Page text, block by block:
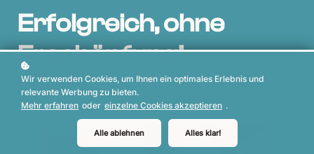
Erfolgreich, ohne
Erschöpfung!
3-teiliger Videokurs mit begleitendem Workbook
Wir verwenden Cookies, um Ihnen ein optimales Erlebnis und
relevante Werbung zu bieten.
Mehr erfahren oder einzelne Cookies akzeptieren .
Alle ablehnen Alles klar!